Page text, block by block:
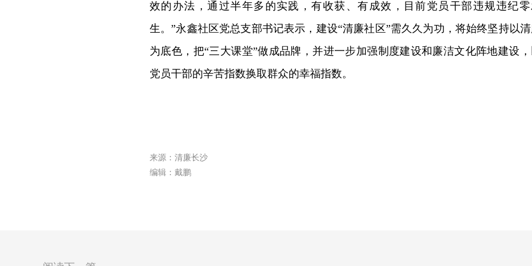
效的办法，通过半年多的实践，有收获、有成效，目前党员干部违规违纪
生。”永鑫社区党总支部书记表示，建设“清廉社区”需久久为功，将始终坚持以
为底色，把“三大课堂”做成品牌，并进一步加强制度建设和廉洁文化阵地建设
党员干部的辛苦指数换取群众的幸福指数。
来源：清廉长沙
编辑：戴鹏